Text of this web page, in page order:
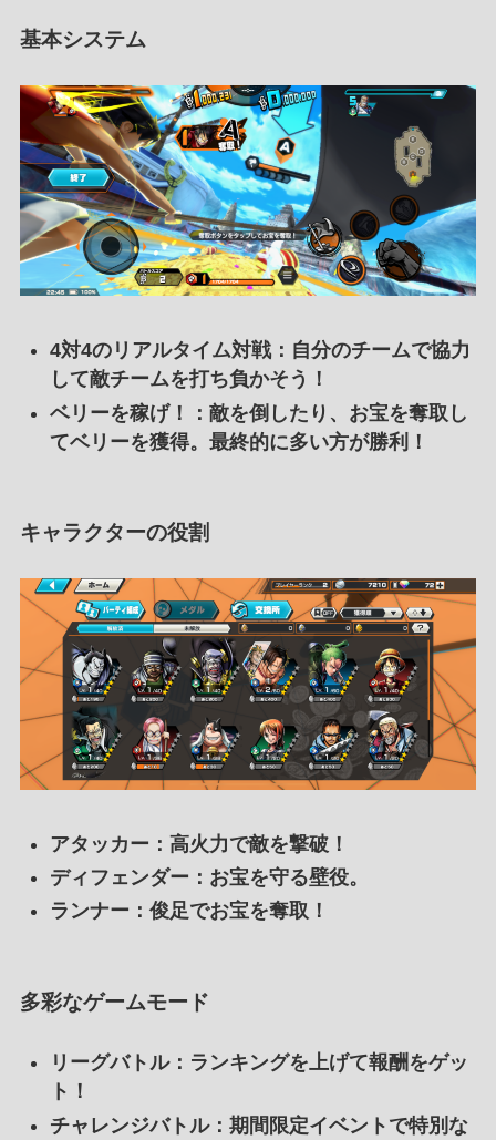
基本システム
4対4のリアルタイム対戦：自分のチームで協力
して敵チームを打ち負かそう！
ベリーを稼げ！
：敵を倒したり、お宝を奪取し
てベリーを獲得。最終的に多い方が勝利！
キャラクターの役割
アタッカー ：高火力で敵を撃破！
ディフェンダー ：お宝を守る壁役。
ランナー ：俊足でお宝を奪取！
多彩なゲームモード
リーグバトル：ランキングを上げて報酬をゲッ
ト！
チャレンジバトル：期間限定イベントで特別な